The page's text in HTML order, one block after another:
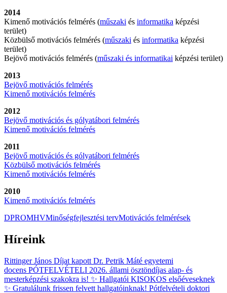
2014
Kimenő motivációs felmérés (műszaki és informatika képzési
terület)
Közbülső motivációs felmérés (műszaki és informatika képzési
terület)
Bejövő motivációs felmérés (műszaki és informatikai képzési terület)
2013
Bejövő motivációs felmérés
Kimenő motivációs felmérés
2012
Bejövő motivációs és gólyatábori felmérés
Kimenő motivációs felmérés
2011
Bejövő motivációs és gólyatábori felmérés
Közbülső motivációs felmérés
Kimenő motivációs felmérés
2010
Kimenő motivációs felmérés
DPROMHVMinőségfejlesztési tervMotivációs felmérések
Híreink
Rittinger János Díjat kapott Dr. Petrik Máté egyetemi
docens PÓTFELVÉTELI 2026. állami ösztöndíjas alap- és
mesterképzési szakokra is! ✨ Hallgatói KISOKOS elsőéveseknek
✨ Gratulálunk frissen felvett hallgatóinknak! Pótfelvételi doktori